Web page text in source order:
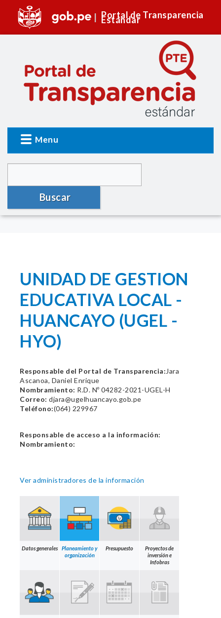
Portal de Transparencia
Estándar
Menu
Buscar
UNIDAD DE GESTION
EDUCATIVA LOCAL -
HUANCAYO (UGEL -
HYO)
Responsable del Portal de Transparencia: Jara
Ascanoa, Daniel Enrique
Nombramiento: R.D. Nº 04282-2021-UGEL-H
Correo: djara@ugelhuancayo.gob.pe
Teléfono:(064) 229967
Responsable de acceso a la información:
Nombramiento:
Ver administradores de la información
Datos generales
Planeamiento y
organización
Presupuesto
Proyectos de
inversión e
Infobras